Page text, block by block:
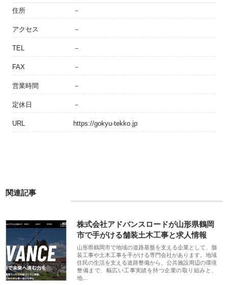
住所 －
アクセス －
TEL －
FAX －
営業時間 －
定休日 －
URL https://gokyu-tekko.jp
関連記事
株式会社アドバンスロードが山形県鶴岡
市で手がける舗装土木工事と求人情報
山形県鶴岡市で地域の道路基盤を支える企業として、舗
装工事や土木工事を手がける専門会社があります。地域
住民の生活を支える道路整備から、公共施設周辺の環境
整備まで、幅広い工事実績を持つ企業の取り組みと、
地…